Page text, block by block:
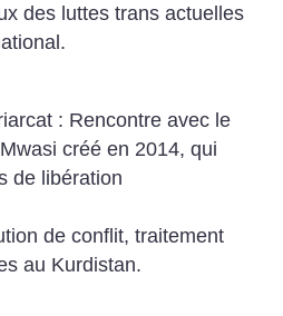
des luttes trans actuelles
: Rencontre avec le
créé en 2014, qui
de libération
de conflit, traitement
au Kurdistan.